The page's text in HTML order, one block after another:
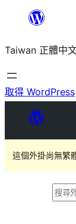
主
要
內
Taiwan 正體中
取得 WordPress
這個外掛尚無繁
搜